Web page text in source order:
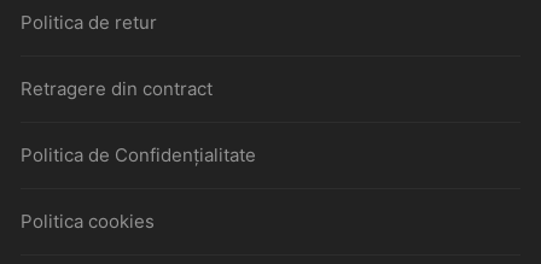
Politica de retur
Retragere din contract
Politica de Confidențialitate
Politica cookies